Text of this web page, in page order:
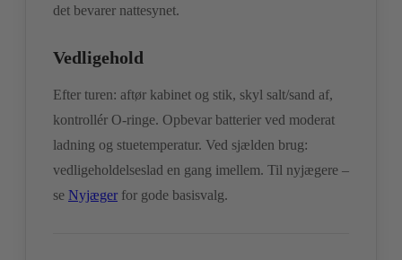
det bevarer nattesynet.
Vedligehold
Efter turen: aftør kabinet og stik, skyl salt/sand af,
kontrollér O-ringe. Opbevar batterier ved moderat
ladning og stuetemperatur. Ved sjælden brug:
vedligeholdelseslad en gang imellem. Til nyjægere –
se Nyjæger for gode basisvalg.